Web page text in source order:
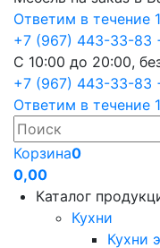
Ответим в течение
+7 (967) 443-33-83
С 10:00 до 20:00,
+7 (967) 443-33-83
Ответим в течение
Корзина0
0,00
Каталог
Кухни
Кухни